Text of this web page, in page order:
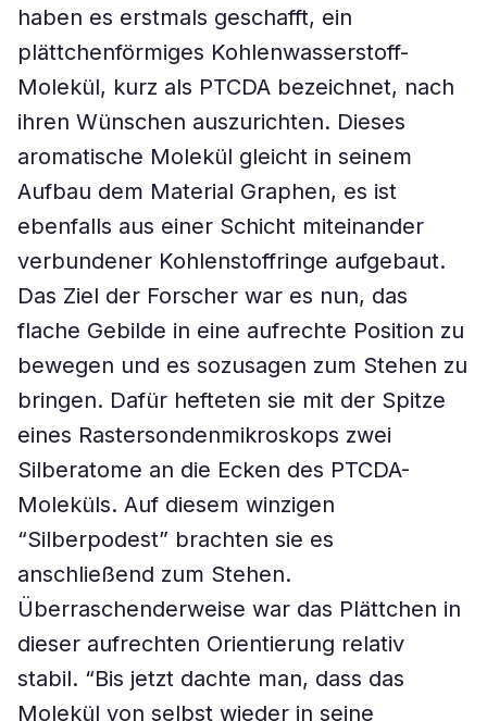
haben es erstmals geschafft, ein
plättchenförmiges Kohlenwasserstoff-
Molekül, kurz als PTCDA bezeichnet, nach
ihren Wünschen auszurichten. Dieses
aromatische Molekül gleicht in seinem
Aufbau dem Material Graphen, es ist
ebenfalls aus einer Schicht miteinander
verbundener Kohlenstoffringe aufgebaut.
Das Ziel der Forscher war es nun, das
flache Gebilde in eine aufrechte Position zu
bewegen und es sozusagen zum Stehen zu
bringen. Dafür hefteten sie mit der Spitze
eines Rastersondenmikroskops zwei
Silberatome an die Ecken des PTCDA-
Moleküls. Auf diesem winzigen
“Silberpodest” brachten sie es
anschließend zum Stehen.
Überraschenderweise war das Plättchen in
dieser aufrechten Orientierung relativ
stabil. “Bis jetzt dachte man, dass das
Molekül von selbst wieder in seine